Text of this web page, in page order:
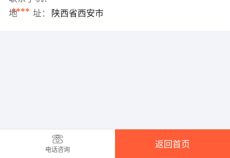
****
地 址： 陕西省西安市
电话咨询
返回首页